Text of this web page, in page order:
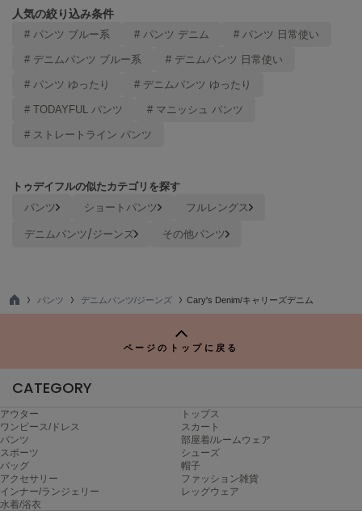
TEVA
The Barnnet
ザバーネット
ザ・ノース・フェイス
トゥデイフル
ツルバイマリコオイカワ
アグ
アンダーソン アンダーソン
un/neu
アンノイ
URBAN RESEARCH ROSSO
アーバンリサーチ ロッソ
USAGI Books
ウサギブックス
人気の絞り込み条件
# パンツ ブルー系 # パンツ デニム # パンツ 日常使い
# デニムパンツ ブルー系 # デニムパンツ 日常使い
# パンツ ゆったり # デニムパンツ ゆったり
# TODAYFUL パンツ # マニッシュ パンツ
# ストレートライン パンツ
トゥデイフルの似たカテゴリを探す
パンツ ショートパンツ
フルレングス
デニムパンツ/ジーンズ
その他パンツ
TO
パンツ デニムパンツ/ジーンズ Cary's Denim/キャリーズデニム
ページのトップに戻る
CATEGORY
アウター
トップス
ワンピース/ドレス
スカート
パンツ
部屋着/ルームウェア
スポーツ
シューズ
バッグ
帽子
アクセサリー
ファッション雑貨
インナー/ランジェリー
レッグウェア
水着/浴衣